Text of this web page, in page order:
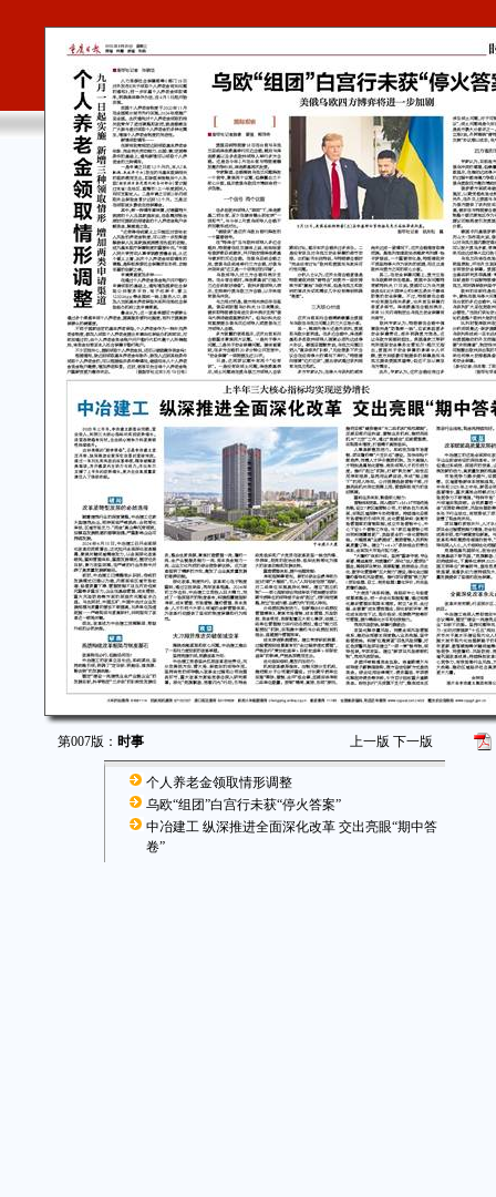
第007版： 时事 上一版 下一版
个人养老金领取情形调整
乌欧“组团”白宫行未获“停火答案”
中冶建工 纵深推进全面深化改革 交出亮眼“期中答
卷”